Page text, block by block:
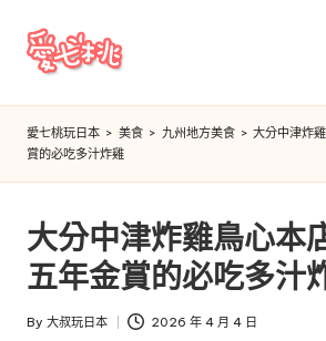
Skip
愛
七
桃
玩
日
本
愛七桃玩日本 > 美食 > 九州地方美食 > 大分中津炸
賞的必吃多汁炸雞
大分中津炸雞鳥心本
五年金賞的必吃多汁
Posted
By 大叔玩日本 2026 年 4 月 4 日